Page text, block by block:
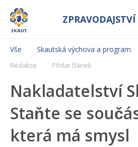
ZPRAVODAJSTVÍ
Vše Skautská výchova a program
Redakce Přidat článek
Nakladatelství
Staňte se
která má smysl